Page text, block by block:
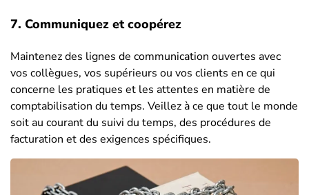
7. Communiquez et coopérez
Maintenez des lignes de communication ouvertes avec
vos collègues, vos supérieurs ou vos clients en ce qui
concerne les pratiques et les attentes en matière de
comptabilisation du temps. Veillez à ce que tout le monde
soit au courant du suivi du temps, des procédures de
facturation et des exigences spécifiques.